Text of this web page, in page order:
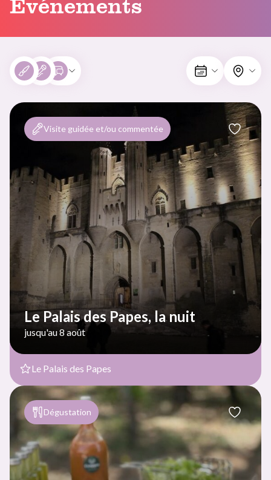
Événements
Le Palais des Papes, la nuit
jusqu'au 8 août
Visite guidée et/ou commentée
Le Palais des Papes
Dégustation